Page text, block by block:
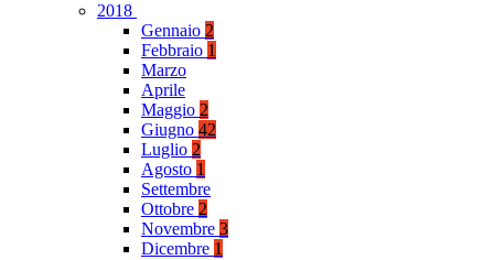
2018
Gennaio 2
Febbraio 1
Marzo
Aprile
Maggio 2
Giugno 42
Luglio 2
Agosto 1
Settembre
Ottobre 2
Novembre 3
Dicembre 1